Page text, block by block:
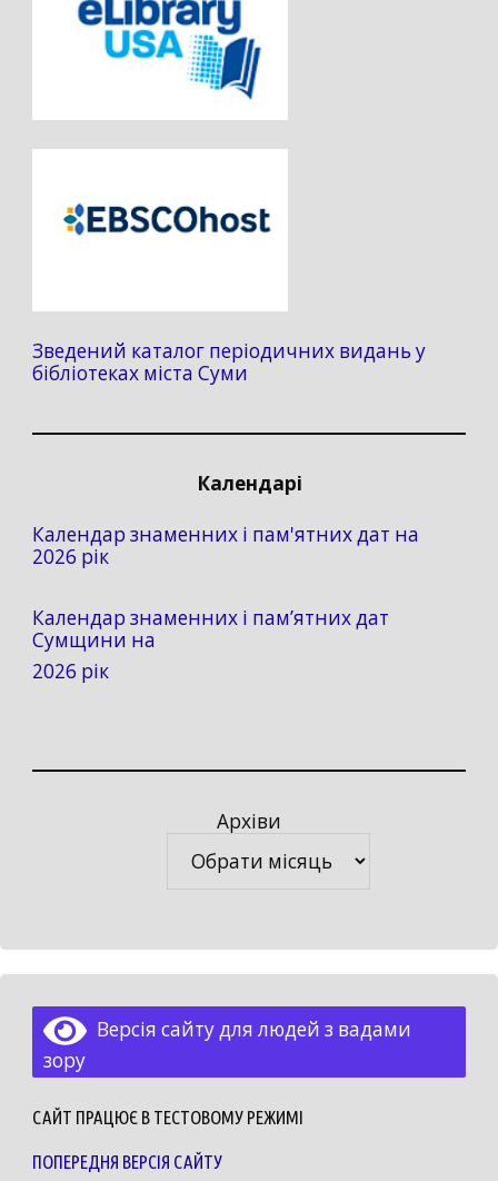
Зведений каталог періодичних видань у
бібліотеках міста Суми
Календарі
Календар знаменних і пам'ятних дат на
2026 рік
Календар знаменних і пам’ятних дат
Сумщини на
2026 рік
Архіви
Версія сайту для людей з вадами
зору
САЙТ ПРАЦЮЄ В ТЕСТОВОМУ РЕЖИМІ
ПОПЕРЕДНЯ ВЕРСІЯ САЙТУ